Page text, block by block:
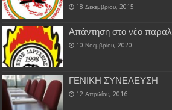
18 Δεκεμβρίου, 2015
Απάντηση στο νέο
10 Νοεμβρίου, 2020
ΓΕΝΙΚΗ ΣΥΝΕΛΕΥΣΗ
12 Απριλίου, 2016